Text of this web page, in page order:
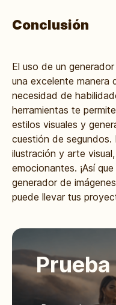
Conclusión
El uso de un
una excelente manera
necesidad de
herramientas te
estilos visuales y
cuestión de
ilustración y arte
emocionantes. ¡Así
generador de
puede llevar tus